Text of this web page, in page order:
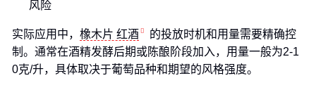
风险
实际应用中， 橡木片 红酒
的投放时机和用量需要精确控
制。通常在酒精发酵后期或陈酿阶段加入，用量一般为2-1
0克/升，具体取决于葡萄品种和期望的风格强度。